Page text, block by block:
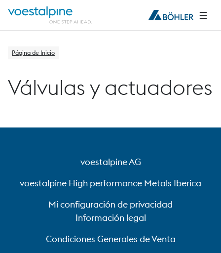
Página de Inicio
Válvulas y actuadores
voestalpine AG
voestalpine High performance Metals Iberica
Mi configuración de privacidad
Información legal
Condiciones Generales de Venta